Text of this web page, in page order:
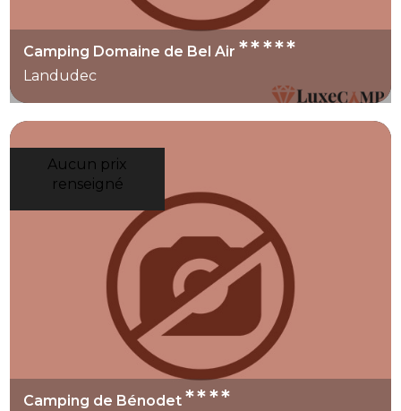
Camping Domaine de Bel Air*****
Landudec
Aucun prix
renseigné
Camping de Bénodet****